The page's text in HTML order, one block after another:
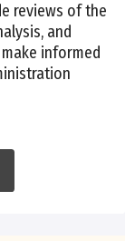
reviews of the
and
informed